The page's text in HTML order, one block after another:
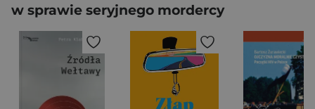
w sprawie seryjnego mordercy